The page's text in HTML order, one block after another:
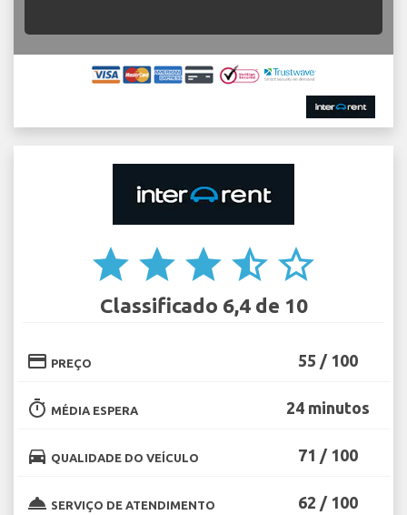
star star star star_half star_border
Classificado 6,4 de 10
credit_card PREÇO 55 / 100
timer MÉDIA ESPERA 24 minutos
directions_car QUALIDADE DO VEÍCULO 71 / 100
room_service SERVIÇO DE ATENDIMENTO 62 / 100